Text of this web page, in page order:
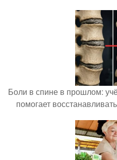
Боли в спине в прошлом:
помогает